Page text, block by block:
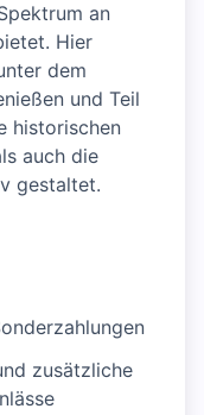
an
Hier
dem
und Teil
historischen
auch die
gestaltet.
zusätzliche